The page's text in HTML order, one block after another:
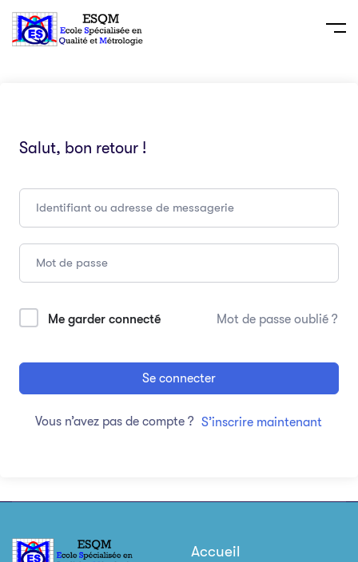
Salut, bon retour !
Me garder connecté Mot de passe oublié ?
Se connecter
Vous n’avez pas de compte ? S’inscrire maintenant
Accueil